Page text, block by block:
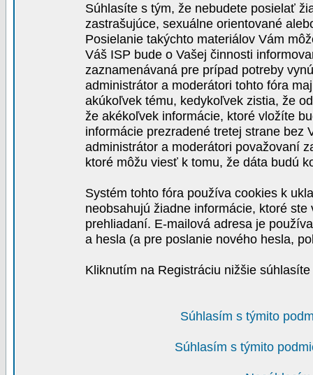
Súhlasíte s tým, že nebudete posielať
zastrašujúce, sexuálne orientované
Posielanie takýchto materiálov Vám
Váš ISP bude o Vašej činnosti
zaznamenávaná pre prípad potreby
administrátor a moderátori tohto fóra
akúkoľvek tému, kedykoľvek zistia, že
že akékoľvek informácie, ktoré vložíte
informácie prezradené tretej strane bez
administrátor a moderátori považovaní
ktoré môžu viesť k tomu, že dáta budú
Systém tohto fóra používa cookies k
neobsahujú žiadne informácie, ktoré
prehliadaní. E-mailová adresa je
a hesla (a pre poslanie nového hesla,
Kliknutím na Registráciu nižšie
Súhlasím s týmito
Súhlasím s týmito